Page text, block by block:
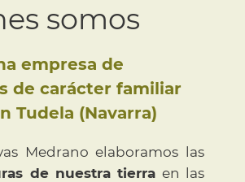
somos
empresa de
de carácter familiar
Tudela (Navarra)
Medrano elaboramos las
de nuestra tierra en las